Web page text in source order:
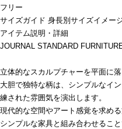
フリー
サイズガイド 身長別サイズイメー
アイテム説明・詳細
JOURNAL STANDARD
立体的なスカルプチャーを平面に
大胆で独特な柄は、シンプルなイ
練された雰囲気を演出します。
現代的な空間やアート感覚を求める
シンプルな家具と組み合わせるこ